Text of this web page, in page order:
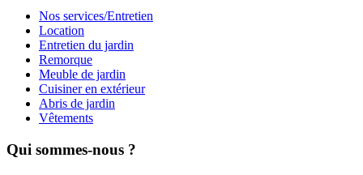
Nos services/Entretien
Location
Entretien du jardin
Remorque
Meuble de jardin
Cuisiner en extérieur
Abris de jardin
Vêtements
Qui sommes-nous ?